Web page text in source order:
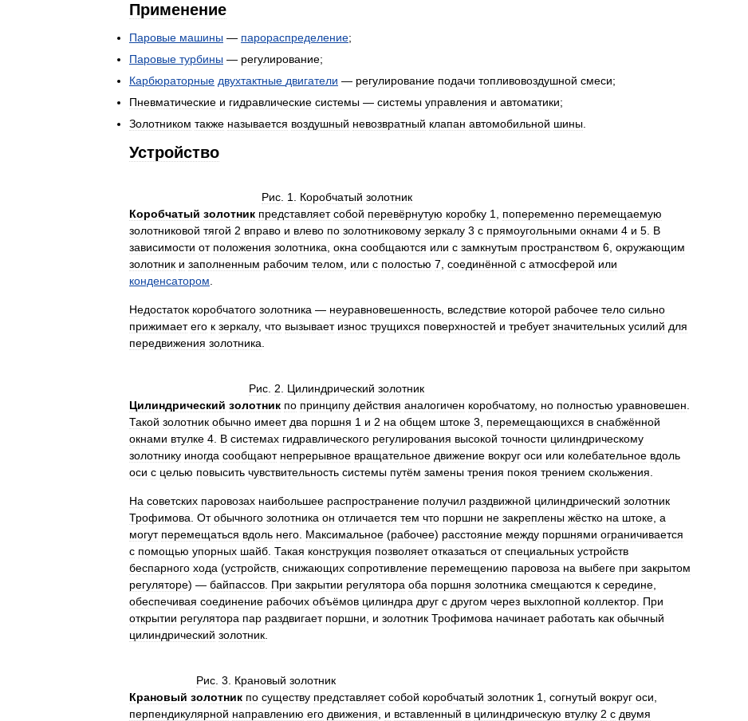
Применение
Паровые машины — парораспределение;
Паровые турбины — регулирование;
Карбюраторные двухтактные двигатели — регулирование подачи топливовоздушной смеси;
Пневматические и гидравлические системы — системы управления и автоматики;
Золотником также называется воздушный невозвратный клапан автомобильной шины
Устройство
Рис. 1 Коробчатый золотник
Коробчатый золотник представляет собой перевёрнутую коробку 1 попеременно перемещаемую
золотниковой тягой 2 вправо и влево по золотниковому зеркалу 3 с прямоугольными окнами 4 и 5 В
зависимости от положения золотника окна сообщаются или с замкнутым пространством 6 окружающим
золотник и заполненным рабочим телом или с полостью 7 соединённой с атмосферой или
конденсатором
Недостаток коробчатого золотника — неуравновешенность вследствие которой рабочее тело сильно
прижимает его к зеркалу, что вызывает износ трущихся поверхностей и требует значительных усилий для
передвижения золотника
Рис 2 Цилиндрический золотник
Цилиндрический золотник по принципу действия аналогичен коробчатому, но полностью уравновешен
Такой золотник обычно имеет два поршня 1 и 2 на общем штоке 3 перемещающихся в снабжённой
окнами втулке 4 В системах гидравлического регулирования высокой точности цилиндрическому
золотнику иногда сообщают непрерывное вращательное движение вокруг оси или колебательное вдоль
оси с целью повысить чувствительность системы путём замены трения покоя трением скольжения
На советских паровозах наибольшее распространение получил раздвижной цилиндрический золотник
Трофимова От обычного золотника он отличается тем что поршни не закреплены жёстко на штоке а
могут перемещаться вдоль него Максимальное (рабочее) расстояние между поршнями ограничивается
с помощью упорных шайб Такая конструкция позволяет отказаться от специальных устройств
беспарного хода (устройств снижающих сопротивление перемещению паровоза на выбеге при закрытом
регуляторе) — байпассов При закрытии регулятора оба поршня золотника смещаются к середине
обеспечивая соединение рабочих объёмов цилиндра друг с другом через выхлопной коллектор При
открытии регулятора пар раздвигает поршни и золотник Трофимова начинает работать как обычный
цилиндрический золотник
Рис. 3 Крановый золотник
Крановый золотник по существу представляет собой коробчатый золотник 1 согнутый вокруг оси
перпендикулярной направлению его движения и вставленный в цилиндрическую втулку 2 с двумя